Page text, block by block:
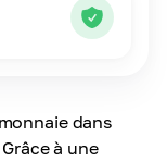
dans
à une